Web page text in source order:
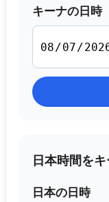
キーナの日時
日本時間を
日本の日時